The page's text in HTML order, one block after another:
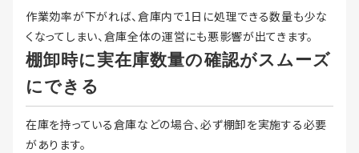
作業効率が下がれば、倉庫内で1日に処理できる数量も少な
くなってしまい、倉庫全体の運営にも悪影響が出てきます。
棚卸時に実在庫数量の確認がスムーズ
にできる
在庫を持っている倉庫などの場合、必ず棚卸を実施する必要
があります。